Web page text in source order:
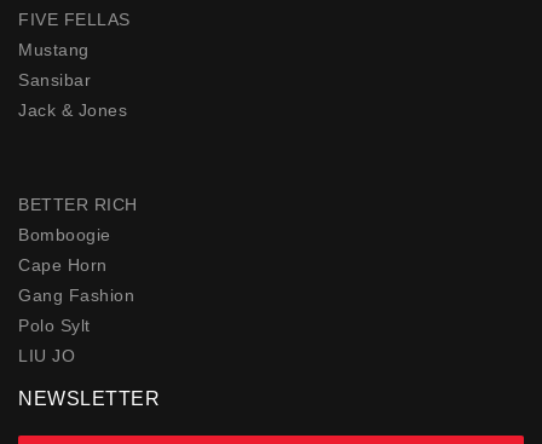
FIVE FELLAS
Mustang
Sansibar
Jack & Jones
BETTER RICH
Bomboogie
Cape Horn
Gang Fashion
Polo Sylt
LIU JO
NEWSLETTER